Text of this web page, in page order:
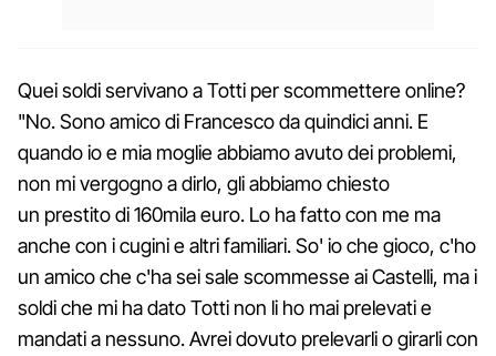
Quei soldi servivano a Totti per scommettere online?
"No. Sono amico di Francesco da quindici anni. E
quando io e mia moglie abbiamo avuto dei problemi,
non mi vergogno a dirlo, gli abbiamo chiesto
un prestito di 160mila euro. Lo ha fatto con me ma
anche con i cugini e altri familiari. So' io che gioco, c'ho
un amico che c'ha sei sale scommesse ai Castelli, ma i
soldi che mi ha dato Totti non li ho mai prelevati e
mandati a nessuno. Avrei dovuto prelevarli o girarli con